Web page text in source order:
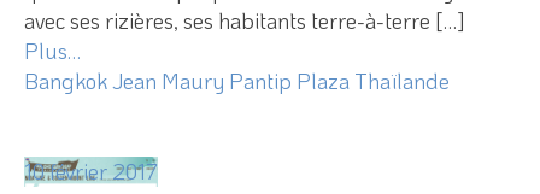
avec ses rizières, ses habitants terre-à-terre […]
Plus…
BangkokJean Maury Pantip Plaza Thaïlande
10 février 2017